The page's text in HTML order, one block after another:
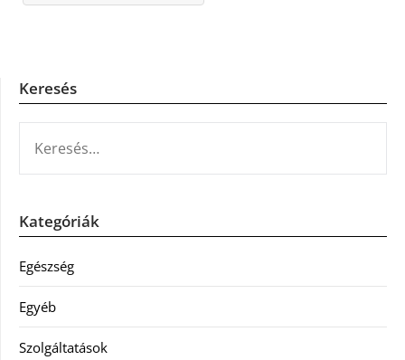
Keresés
Kategóriák
Egészség
Egyéb
Szolgáltatások